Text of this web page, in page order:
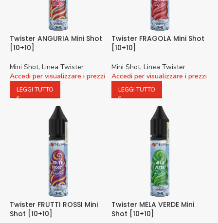
Twister ANGURIA Mini Shot
[10+10]
Mini Shot, Linea Twister
Accedi per visualizzare i prezzi
LEGGI TUTTO
Twister FRAGOLA Mini Shot
[10+10]
Mini Shot, Linea Twister
Accedi per visualizzare i prezzi
LEGGI TUTTO
Twister FRUTTI ROSSI Mini
Shot [10+10]
Twister MELA VERDE Mini
Shot [10+10]